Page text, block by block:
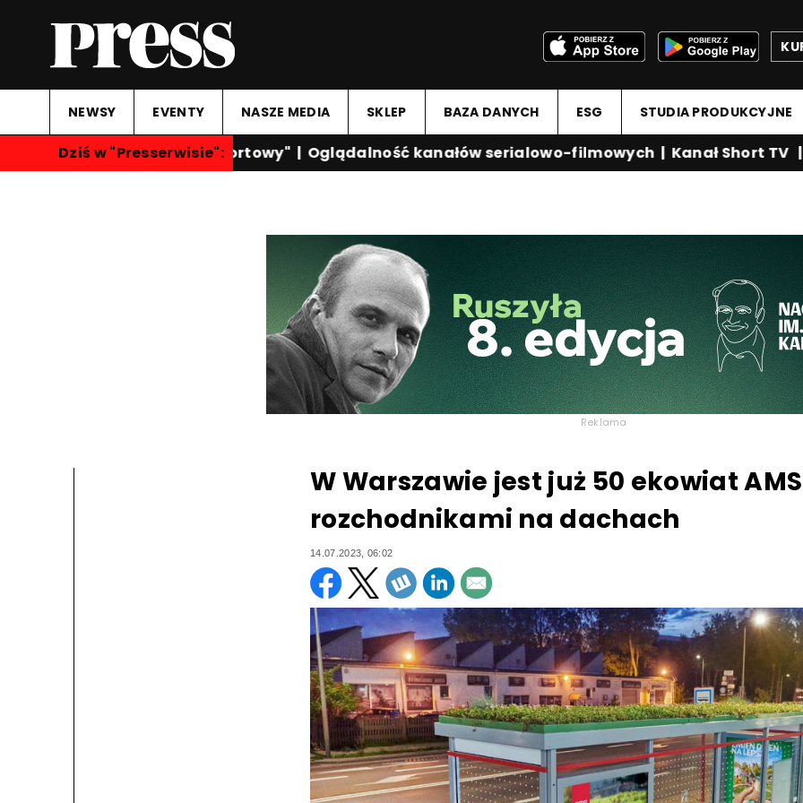
NEWSY EVENTY NASZE MEDIA SKLEP BAZA DANYCH ESG STUDIA PRODUKCYJNE
Dziś w "Presserwisie":
"Przegląd Sportowy"|Oglądalność kanałów serialowo-filmowych|Kanał Short TV |
Reklama
W Warszawie jest już 50 ekowiat
rozchodnikami na dachach
14.07.2023, 06:02